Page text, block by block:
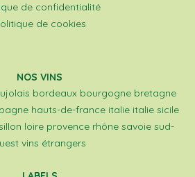
de confidentialité
de cookies
NOS VINS
bordeaux bourgogne bretagne
hauts-de-france italie italie sicile
loire provence rhône savoie sud-
vins étrangers